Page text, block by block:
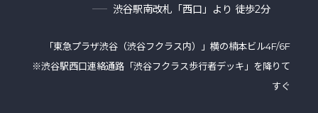
渋谷駅南改札「西口」より 徒歩2分
「東急プラザ渋⾕（渋谷フクラス内）」横の楠本ビル4F/6F
※渋谷駅西口連絡通路「渋谷フクラス歩行者デッキ」を降りて
すぐ